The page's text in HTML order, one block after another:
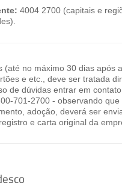
4004 2700 (capitais e
(até no máximo 30 dias após
e etc., deve ser tratada
de dúvidas entrar em
701-2700 - observando
adoção, deverá ser
e carta original da